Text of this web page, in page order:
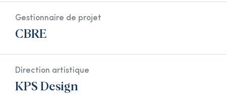
Gestionnaire de projet
CBRE
Direction artistique
KPS Design